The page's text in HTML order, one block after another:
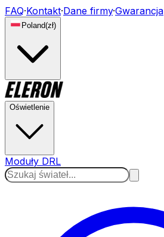
FAQ·Kontakt·Dane firmy·Gwarancja
Poland(zł)
Oświetlenie
Moduły DRL